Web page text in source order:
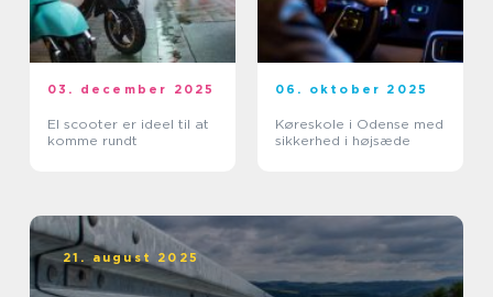
03. december 2025
El scooter er ideel til at
komme rundt
06. oktober 2025
Køreskole i Odense med
sikkerhed i højsæde
21. august 2025